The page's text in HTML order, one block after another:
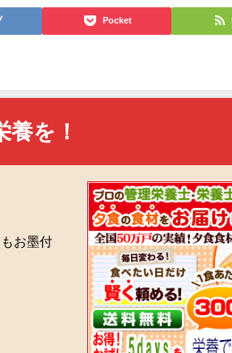
Pocket
を！
お墨付